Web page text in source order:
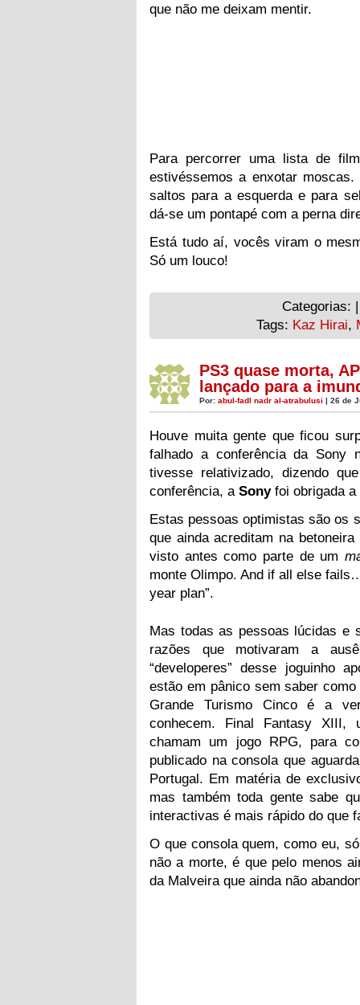
que não me deixam mentir.
Para percorrer uma lista de
estivéssemos a enxotar
saltos para a esquerda e para
dá-se um pontapé com a perna
Está tudo aí, vocês viram o
Só um louco!
Categorias:
Tags: Kaz Hirai,
PS3 quase morta,
lançado para a
Por: abul-fadl nadr al-atrabulusi | 26 de
Houve muita gente que ficou
falhado a conferência da Sony
tivesse relativizado, dizendo
conferência, a Sony foi obrigada
Estas pessoas optimistas são os
que ainda acreditam na
visto antes como parte de um
monte Olimpo. And if all else
year plan”.
Mas todas as pessoas lúcidas e
razões que motivaram a
“developeres” desse joguinho
estão em pânico sem saber
Grande Turismo Cinco é a
conhecem. Final Fantasy
chamam um jogo RPG, para
publicado na consola que
Portugal. Em matéria de
mas também toda gente sabe
interactivas é mais rápido do que
O que consola quem, como eu,
não a morte, é que pelo menos
da Malveira que ainda não